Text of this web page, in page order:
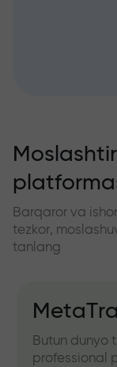
Barqaror va
tezkor,
tanlang
Butun dunyo
professional